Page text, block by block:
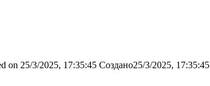
on 25/3/2025, 17:35:45 Создано25/3/2025, 17:35:45